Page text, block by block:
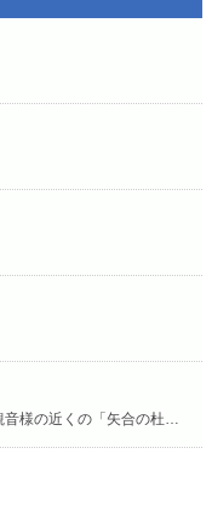
近くの「矢合の杜」へ。